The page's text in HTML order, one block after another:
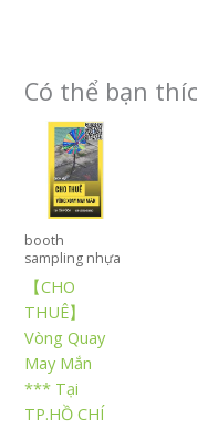
Có thể bạn
booth
sampling nhựa
【CHO
THUÊ】
Vòng Quay
May Mắn
*** Tại
TP.HỒ CHÍ